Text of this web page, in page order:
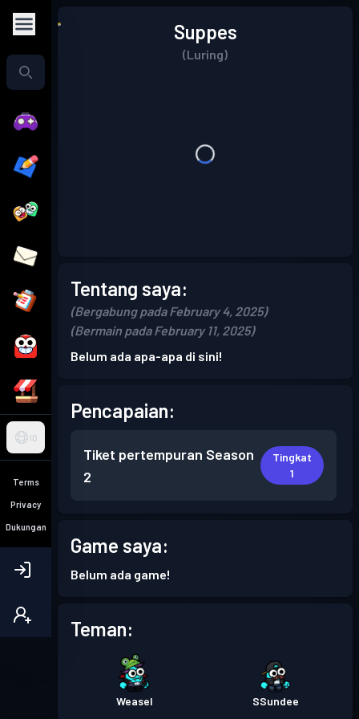
ID
Terms
Privacy
Dukungan
Suppes
(Luring)
Tentang saya:
(Bergabung pada February 4, 2025)
(Bermain pada February 11, 2025)
Belum ada apa-apa di sini!
Pencapaian:
Tiket pertempuran Season
2
Tingkat
1
Game saya:
Belum ada game!
Teman:
Weasel SSundee